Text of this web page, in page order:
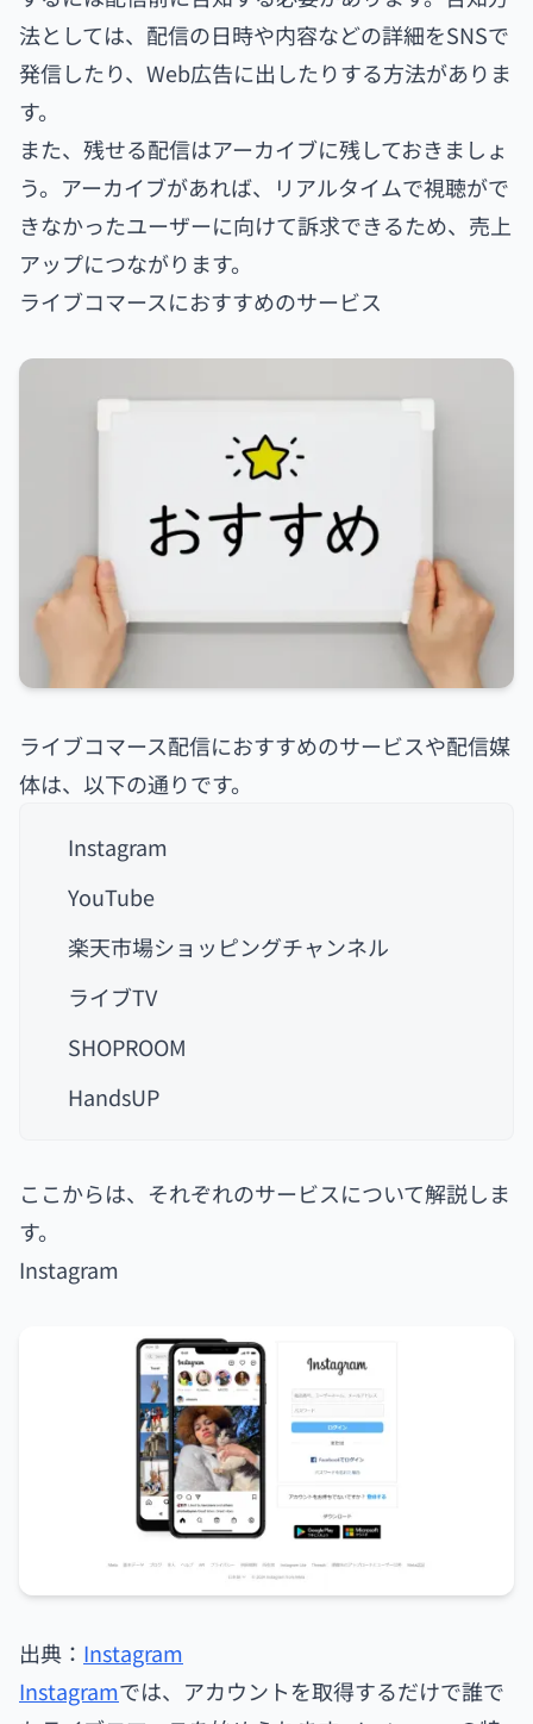
法としては、配信の日時や内容などの詳細をSNSで
発信したり、Web広告に出したりする方法がありま
す。
また、残せる配信はアーカイブに残しておきましょ
う。アーカイブがあれば、リアルタイムで視聴がで
きなかったユーザーに向けて訴求できるため、売上
アップにつながります。
ライブコマースにおすすめのサービス
ライブコマース配信におすすめのサービスや配信媒
体は、以下の通りです。
Instagram
YouTube
楽天市場ショッピングチャンネル
ライブTV
SHOPROOM
HandsUP
ここからは、それぞれのサービスについて解説しま
す。
Instagram
出典： Instagram
Instagramでは、アカウントを取得するだけで誰で